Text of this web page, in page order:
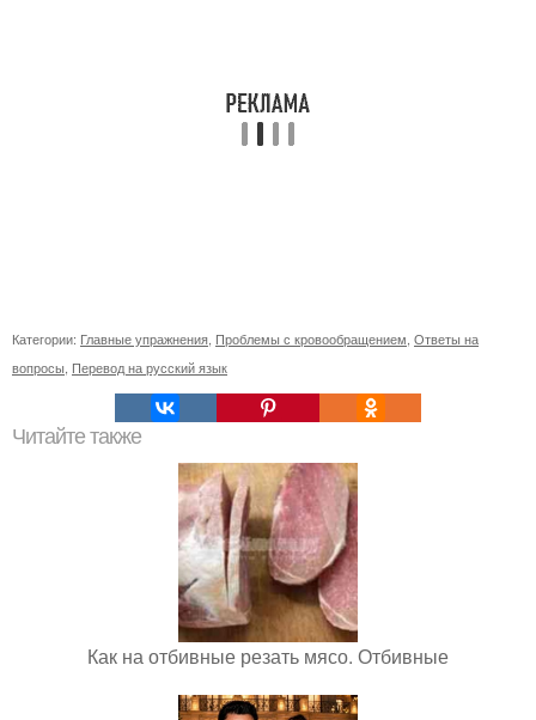
Категории: Главные упражнения, Проблемы с кровообращением, Ответы на
вопросы, Перевод на русский язык
Читайте также
Как на отбивные резать мясо. Отбивные